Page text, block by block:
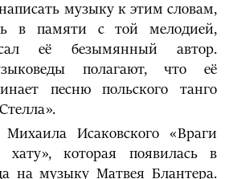
музыку к этим словам,
в памяти с той мелодией,
её безымянный автор.
полагают, что её
песню польского танго
Исаковского «Враги
которая появилась в
на музыку Матвея Блантера.